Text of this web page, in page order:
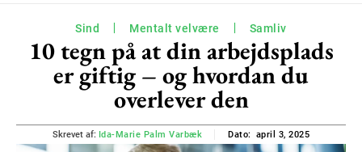
Sind Mentalt velvære Samliv
10 tegn på at din arbejdsplads
er giftig – og hvordan du
overlever den
Skrevet af: Ida-Marie Palm Varbæk Dato: april 3, 2025